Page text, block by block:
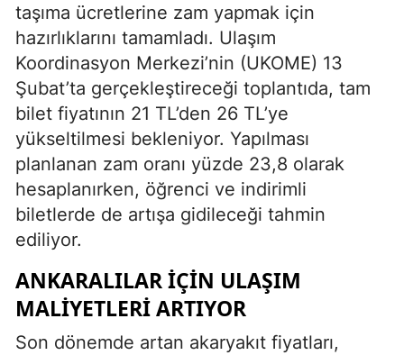
taşıma ücretlerine zam yapmak için
hazırlıklarını tamamladı. Ulaşım
Koordinasyon Merkezi’nin (UKOME) 13
Şubat’ta gerçekleştireceği toplantıda, tam
bilet fiyatının 21 TL’den 26 TL’ye
yükseltilmesi bekleniyor. Yapılması
planlanan zam oranı yüzde 23,8 olarak
hesaplanırken, öğrenci ve indirimli
biletlerde de artışa gidileceği tahmin
ediliyor.
ANKARALILAR İÇIN ULAŞIM
MALIYETLERI ARTIYOR
Son dönemde artan akaryakıt fiyatları,